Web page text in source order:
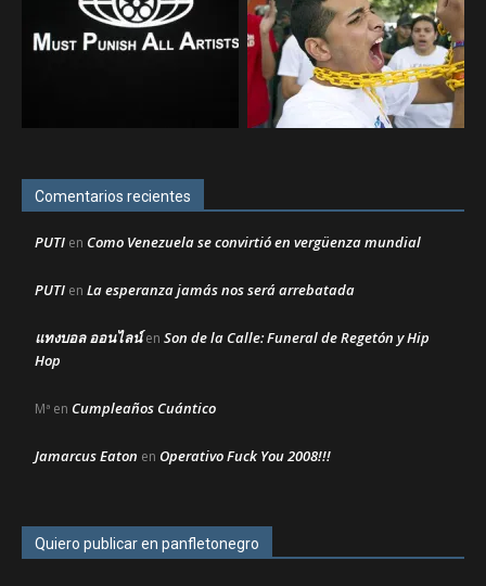
Comentarios recientes
PUTI en Como Venezuela se convirtió en vergüenza mundial
PUTI en La esperanza jamás nos será arrebatada
แทงบอล ออนไลน์en Son de la Calle: Funeral de Regetón y Hip
Hop
Mª en Cumpleaños Cuántico
Jamarcus Eaton en Operativo Fuck You 2008!!!
Quiero publicar en panfletonegro